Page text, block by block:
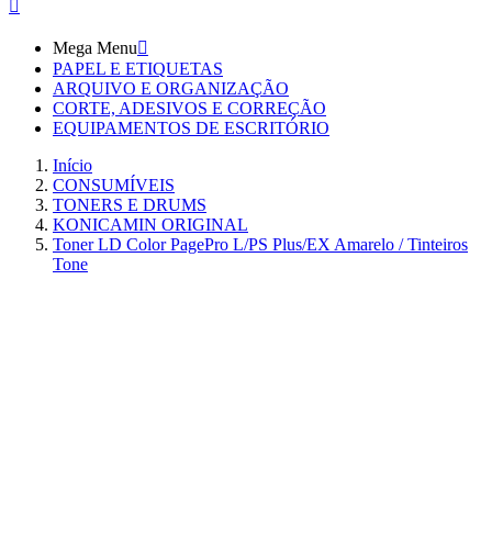

Mega Menu
PAPEL E ETIQUETAS
ARQUIVO E ORGANIZAÇÃO
CORTE, ADESIVOS E CORREÇÃO
EQUIPAMENTOS DE ESCRITÓRIO
Início
CONSUMÍVEIS
TONERS E DRUMS
KONICAMIN ORIGINAL
Toner LD Color PagePro L/PS Plus/EX Amarelo / Tinteiros
Tone